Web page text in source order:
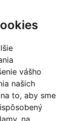
vášho
našich
to, aby sme
na